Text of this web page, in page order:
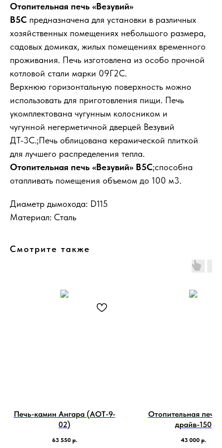
Отопительная печь «Везувий»
В5С предназначена для установки в различных
хозяйственных помещениях небольшого размера,
садовых домиках, жилых помещениях временного
проживания. Печь изготовлена из особо прочной
котловой стали марки 09Г2С.
Верхнюю горизонтальную поверхность можно
использовать для приготовления пищи. Печь
укомплектована чугунным колосником и
чугунной негерметичной дверцей Везувий
ДТ-3С.;Печь облицована керамической плиткой
для лучшего распределения тепла.
Отопительная печь «Везувий» В5С;способна
отапливать помещения объемом до 100 м3.
Диаметр дымохода: D115
Материал: Сталь
Смотрите также
Печь-камин Ангара (АОТ-9-
02)
63 550 р.
Отопительная
драйв-150
43 000 р.